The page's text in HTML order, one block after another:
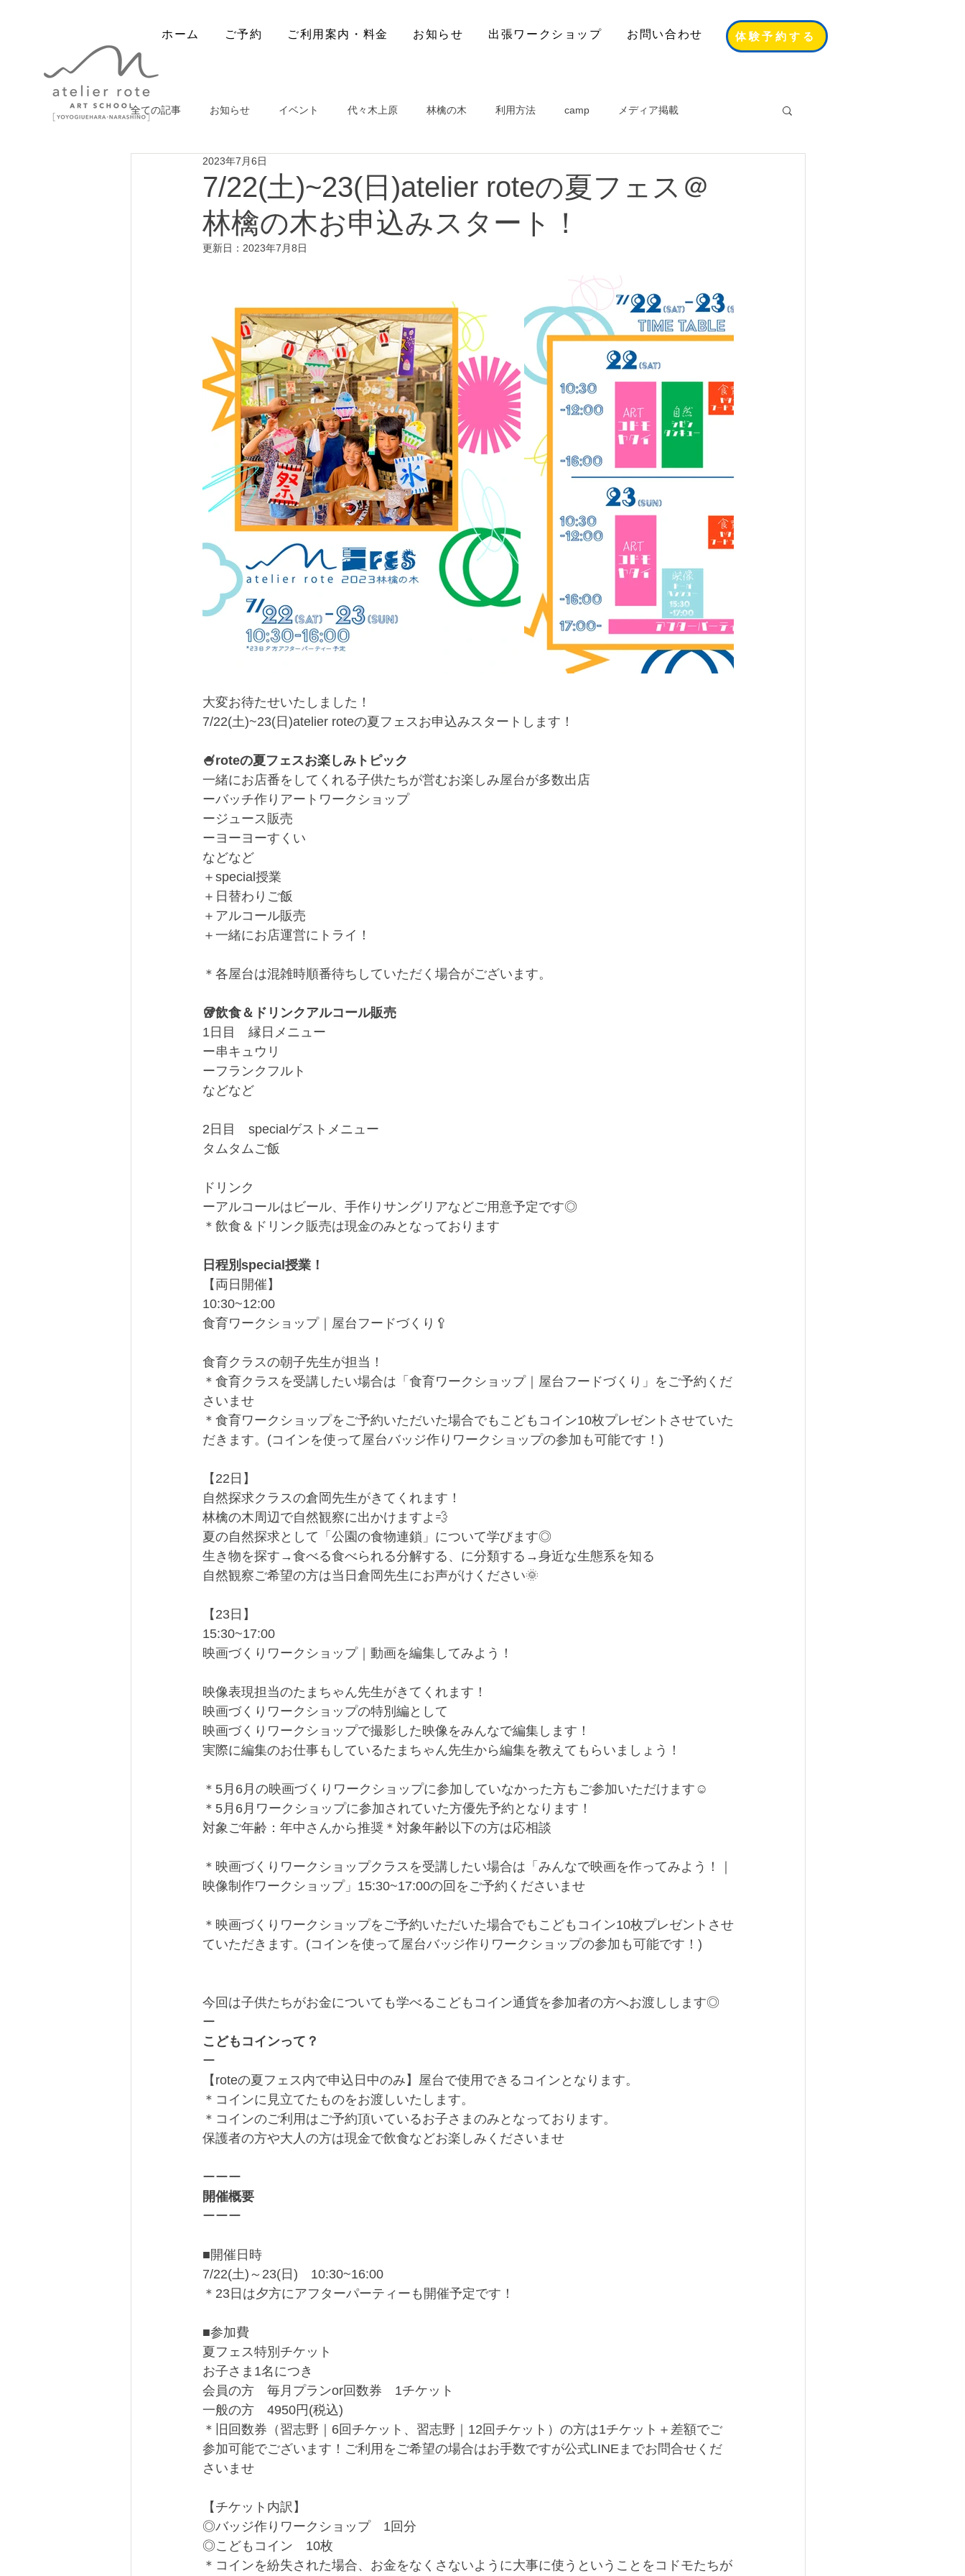
ホーム ご予約 ご利用案内・料金 お知らせ 出張ワークショップ お問い合わせ 体験予約する
全ての記事 お知らせ イベント 代々木上原 林檎の木 利用方法 camp メディア掲載
出張ワークショップ
7/22(土)~23(日)atelier roteの夏フェス＠
林檎の木お申込みスタート！
2023年7月6日
更新日： 2023年7月8日
大変お待たせいたしました！
7/22(土)~23(日)atelier roteの夏フェスお申込みスタートします！
🍧roteの夏フェスお楽しみトピック
一緒にお店番をしてくれる子供たちが営むお楽しみ屋台が多数出店
ーバッチ作りアートワークショップ
ージュース販売
ーヨーヨーすくい
などなど
＋special授業
＋日替わりご飯
＋アルコール販売
＋一緒にお店運営にトライ！
＊各屋台は混雑時順番待ちしていただく場合がございます。
🥡飲食＆ドリンクアルコール販売
1日目　縁日メニュー
ー串キュウリ
ーフランクフルト
などなど
2日目　specialゲストメニュー
タムタムご飯
ドリンク
ーアルコールはビール、手作りサングリアなどご用意予定です◎
＊飲食＆ドリンク販売は現金のみとなっております
日程別special授業！
【両日開催】
10:30~12:00
食育ワークショップ｜屋台フードづくり🥄
食育クラスの朝子先生が担当！
＊食育クラスを受講したい場合は「食育ワークショップ｜屋台フードづくり」をご予約くだ
さいませ
＊食育ワークショップをご予約いただいた場合でもこどもコイン10枚プレゼントさせていた
だきます。(コインを使って屋台バッジ作りワークショップの参加も可能です！)
【22日】
自然探求クラスの倉岡先生がきてくれます！
林檎の木周辺で自然観察に出かけますよ💨
夏の自然探求として「公園の食物連鎖」について学びます◎
生き物を探す→食べる食べられる分解する、に分類する→身近な生態系を知る
自然観察ご希望の方は当日倉岡先生にお声がけください🌞
【23日】
15:30~17:00
映画づくりワークショップ｜動画を編集してみよう！
映像表現担当のたまちゃん先生がきてくれます！
映画づくりワークショップの特別編として
映画づくりワークショップで撮影した映像をみんなで編集します！
実際に編集のお仕事もしているたまちゃん先生から編集を教えてもらいましょう！
＊5月6月の映画づくりワークショップに参加していなかった方もご参加いただけます☺
＊5月6月ワークショップに参加されていた方優先予約となります！
対象ご年齢：年中さんから推奨＊対象年齢以下の方は応相談
＊映画づくりワークショップクラスを受講したい場合は「みんなで映画を作ってみよう！｜
映像制作ワークショップ」15:30~17:00の回をご予約くださいませ
＊映画づくりワークショップをご予約いただいた場合でもこどもコイン10枚プレゼントさせ
ていただきます。(コインを使って屋台バッジ作りワークショップの参加も可能です！)
今回は子供たちがお金についても学べるこどもコイン通貨を参加者の方へお渡しします◎
ー
こどもコインって？
ー
【roteの夏フェス内で申込日中のみ】屋台で使用できるコインとなります。
＊コインに見立てたものをお渡しいたします。
＊コインのご利用はご予約頂いているお子さまのみとなっております。
保護者の方や大人の方は現金で飲食などお楽しみくださいませ
ーーー
開催概要
ーーー
■開催日時
7/22(土)～23(日)　10:30~16:00
＊23日は夕方にアフターパーティーも開催予定です！
■参加費
夏フェス特別チケット
お子さま1名につき
会員の方　毎月プランor回数券　1チケット
一般の方　4950円(税込)
＊旧回数券（習志野｜6回チケット、習志野｜12回チケット）の方は1チケット＋差額でご
参加可能でございます！ご利用をご希望の場合はお手数ですが公式LINEまでお問合せくだ
さいませ
【チケット内訳】
◎バッジ作りワークショップ　1回分
◎こどもコイン　10枚
＊コインを紛失された場合、お金をなくさないように大事に使うということをコドモたちが